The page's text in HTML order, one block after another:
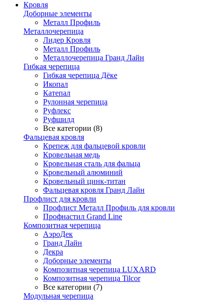
Кровля
Доборные элементы
Металл Профиль
Металлочерепица
Лидер Кровля
Металл Профиль
Металлочерепица Гранд Лайн
Гибкая черепица
Гибкая черепица Дёке
Икопал
Катепал
Рулонная черепица
Руфлекс
Руфшилд
Все категории (8)
Фальцевая кровля
Крепеж для фальцевой кровли
Кровельная медь
Кровельная сталь для фальца
Кровельный алюминий
Кровельный цинк-титан
Фальцевая кровля Гранд Лайн
Профлист для кровли
Профлист Металл Профиль для кровли
Профнастил Grand Line
Композитная черепица
АэроДек
Гранд Лайн
Декра
Доборные элементы
Композитная черепица LUXARD
Композитная черепица Tilcor
Все категории (7)
Модульная черепица